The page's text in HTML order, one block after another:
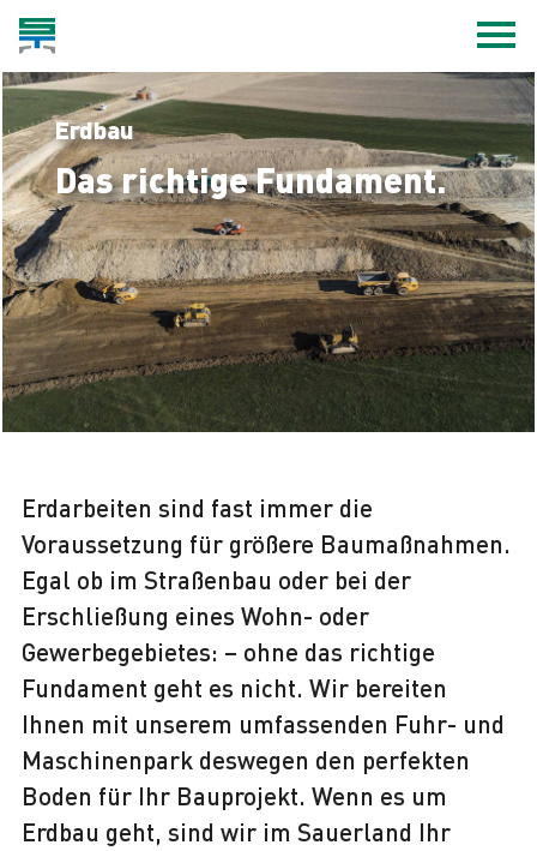
Erdbau
Das richtige Fundament.
Erdarbeiten sind fast immer die
Voraussetzung für größere Baumaßnahmen.
Egal ob im Straßenbau oder bei der
Erschließung eines Wohn- oder
Gewerbegebietes: – ohne das richtige
Fundament geht es nicht. Wir bereiten
Ihnen mit unserem umfassenden Fuhr- und
Maschinenpark deswegen den perfekten
Boden für Ihr Bauprojekt. Wenn es um
Erdbau geht, sind wir im Sauerland Ihr